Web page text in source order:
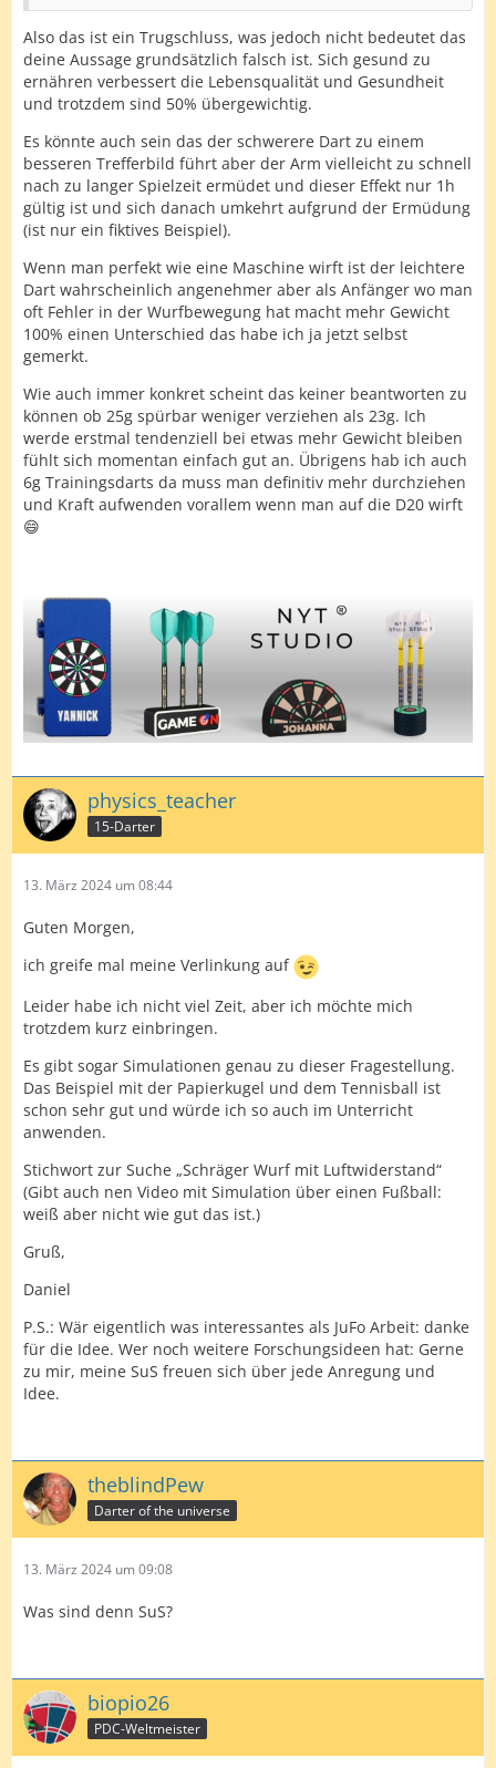
Also das ist ein Trugschluss, was jedoch nicht bedeutet das
deine Aussage grundsätzlich falsch ist. Sich gesund zu
ernähren verbessert die Lebensqualität und Gesundheit
und trotzdem sind 50% übergewichtig.
Es könnte auch sein das der schwerere Dart zu einem
besseren Trefferbild führt aber der Arm vielleicht zu schnell
nach zu langer Spielzeit ermüdet und dieser Effekt nur 1h
gültig ist und sich danach umkehrt aufgrund der Ermüdung
(ist nur ein fiktives Beispiel).
Wenn man perfekt wie eine Maschine wirft ist der leichtere
Dart wahrscheinlich angenehmer aber als Anfänger wo man
oft Fehler in der Wurfbewegung hat macht mehr Gewicht
100% einen Unterschied das habe ich ja jetzt selbst
gemerkt.
Wie auch immer konkret scheint das keiner beantworten zu
können ob 25g spürbar weniger verziehen als 23g. Ich
werde erstmal tendenziell bei etwas mehr Gewicht bleiben
fühlt sich momentan einfach gut an. Übrigens hab ich auch
6g Trainingsdarts da muss man definitiv mehr durchziehen
und Kraft aufwenden vorallem wenn man auf die D20 wirft
😄
physics_teacher
15-Darter
13. März 2024 um 08:44
Guten Morgen,
ich greife mal meine Verlinkung auf
Leider habe ich nicht viel Zeit, aber ich möchte mich
trotzdem kurz einbringen.
Es gibt sogar Simulationen genau zu dieser Fragestellung.
Das Beispiel mit der Papierkugel und dem Tennisball ist
schon sehr gut und würde ich so auch im Unterricht
anwenden.
Stichwort zur Suche „Schräger Wurf mit Luftwiderstand“
(Gibt auch nen Video mit Simulation über einen Fußball:
weiß aber nicht wie gut das ist.)
Gruß,
Daniel
P.S.: Wär eigentlich was interessantes als JuFo Arbeit: danke
für die Idee. Wer noch weitere Forschungsideen hat: Gerne
zu mir, meine SuS freuen sich über jede Anregung und
Idee.
theblindPew
Darter of the universe
13. März 2024 um 09:08
Was sind denn SuS?
biopio26
PDC-Weltmeister